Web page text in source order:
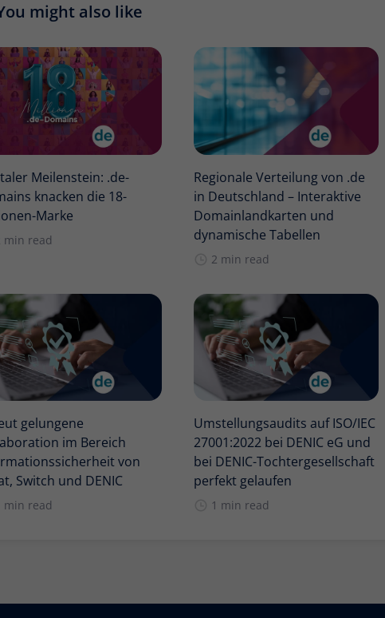
might also like
Meilenstein: .de-
knacken die 18-
Marke
min read
Regionale Verteilung von .de
in Deutschland – Interaktive
Domainlandkarten und
dynamische Tabellen
2 min read
gelungene
im Bereich
von
Switch und DENIC
min read
Umstellungsaudits auf ISO/IEC
27001:2022 bei DENIC eG und
bei DENIC-Tochtergesellschaft
perfekt gelaufen
1 min read